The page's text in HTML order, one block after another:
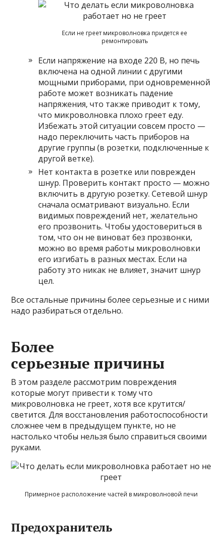
Если не греет микроволновка придется ее
ремонтировать
Если напряжение на входе 220 В, но печь
включена на одной линии с другими
мощными приборами, при одновременной
работе может возникать падение
напряжения, что также приводит к тому,
что микроволновка плохо греет еду.
Избежать этой ситуации совсем просто —
надо переключить часть приборов на
другие группы (в розетки, подключенные к
другой ветке).
Нет контакта в розетке или поврежден
шнур. Проверить контакт просто — можно
включить в другую розетку. Сетевой шнур
сначала осматривают визуально. Если
видимых повреждений нет, желательно
его прозвонить. Чтобы удостовериться в
том, что он не виноват без прозвонки,
можно во время работы микроволновки
его изгибать в разных местах. Если на
работу это никак не влияет, значит шнур
цел.
Все остальные причины более серьезные и с ними
надо разбираться отдельно.
Более
серьезные причины
В этом разделе рассмотрим повреждения
которые могут привести к тому что
микроволновка не греет, хотя все крутится/
светится. Для восстановления работоспособности
сложнее чем в предыдущем пункте, но не
настолько чтобы нельзя было справиться своими
руками.
Примерное расположение частей в микроволновой печи
Предохранитель